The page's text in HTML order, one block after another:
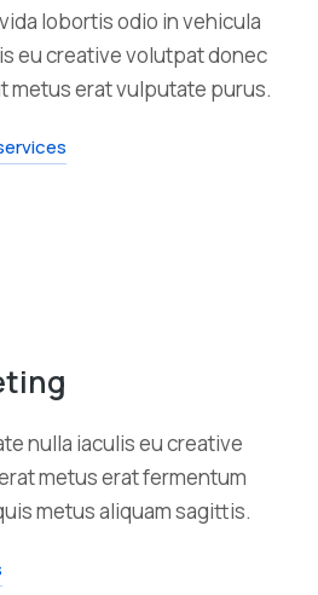
lobortis odio in vehicula
eu creative volutpat donec
metus erat vulputate purus.
nulla iaculis eu creative
metus erat fermentum
metus aliquam sagittis.